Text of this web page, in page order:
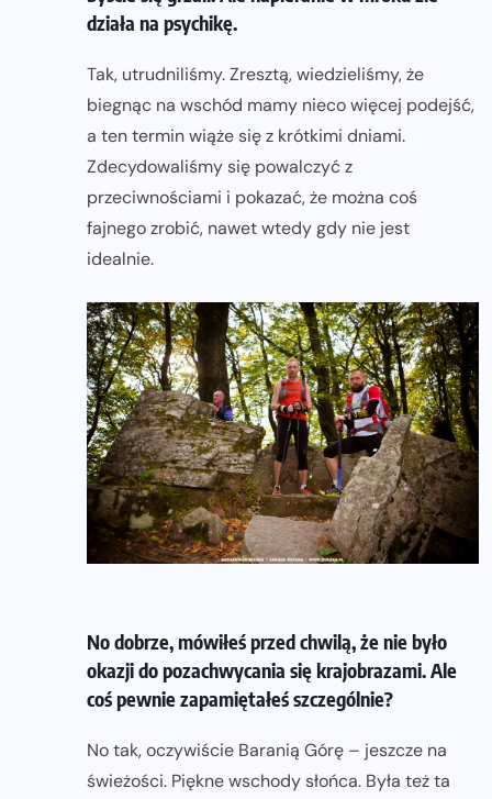
działa na psychikę.
Tak, utrudniliśmy. Zresztą, wiedzieliśmy, że
biegnąc na wschód mamy nieco więcej podejść,
a ten termin wiąże się z krótkimi dniami.
Zdecydowaliśmy się powalczyć z
przeciwnościami i pokazać, że można coś
fajnego zrobić, nawet wtedy gdy nie jest
idealnie.
No dobrze, mówiłeś przed chwilą, że nie było
okazji do pozachwycania się krajobrazami. Ale
coś pewnie zapamiętałeś szczególnie?
No tak, oczywiście Baranią Górę – jeszcze na
świeżości. Piękne wschody słońca. Była też ta